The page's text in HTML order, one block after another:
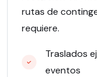
rutas de
requiere.
Traslados
eventos